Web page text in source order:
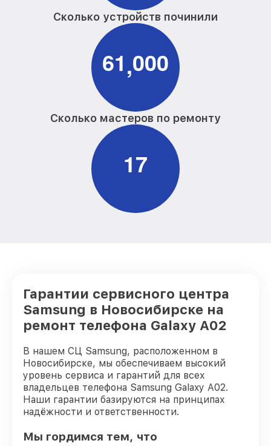
Сколько устройств починили
61,000
Сколько мастеров по ремонту
17
Гарантии сервисного центра
Samsung в Новосибирске на
ремонт телефона Galaxy A02
В нашем СЦ Samsung, расположенном в
Новосибирске, мы обеспечиваем высокий
уровень сервиса и гарантий для всех
владельцев телефона Samsung Galaxy A02.
Наши гарантии базируются на принципах
надёжности и ответственности.
Мы гордимся тем, что